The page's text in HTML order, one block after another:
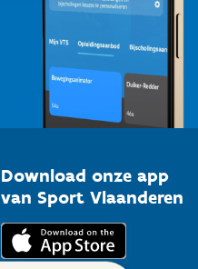
Download onze app
van Sport Vlaanderen